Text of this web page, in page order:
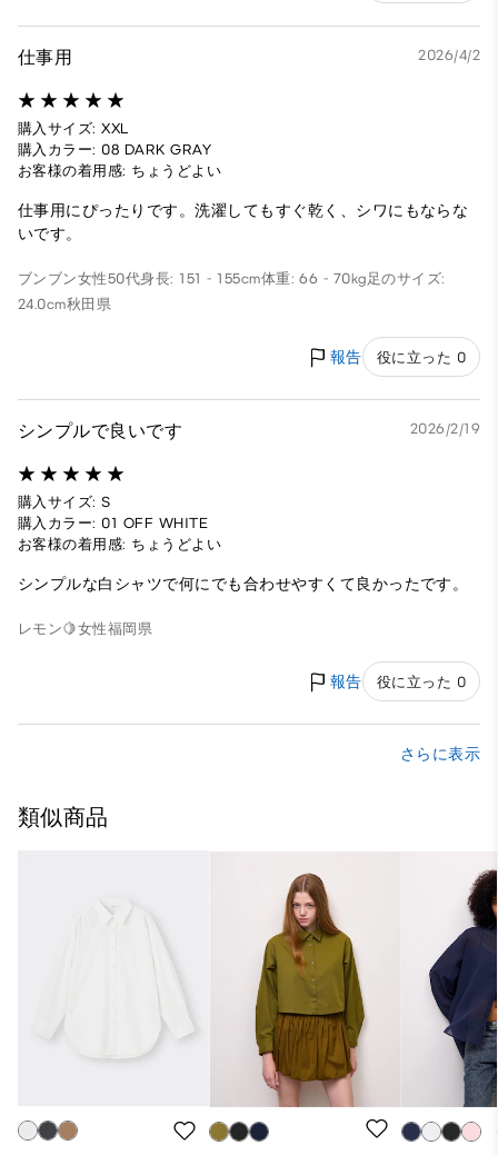
仕事用 2026/4/2
購入サイズ: XXL
購入カラー: 08 DARK GRAY
お客様の着用感: ちょうどよい
仕事用にぴったりです。洗濯してもすぐ乾く、シワにもならな
いです。
ブンブン女性50代身長: 151 - 155cm体重: 66 - 70kg足のサイズ:
24.0cm秋田県
報告 役に立った 0
シンプルで良いです 2026/2/19
購入サイズ: S
購入カラー: 01 OFF WHITE
お客様の着用感: ちょうどよい
シンプルな白シャツで何にでも合わせやすくて良かったです。
レモン🍋女性福岡県
報告 役に立った 0
さらに表示
類似商品